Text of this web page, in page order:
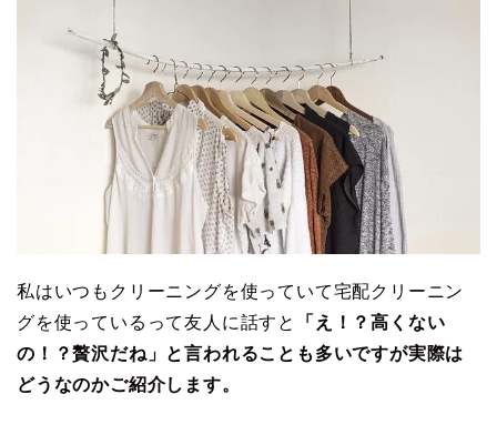
私はいつもクリーニングを使っていて宅配クリーニン
グを使っているって友人に話すと
「え！？高くない
の！？贅沢だね」と言われることも多いですが実際は
どうなのかご紹介します。